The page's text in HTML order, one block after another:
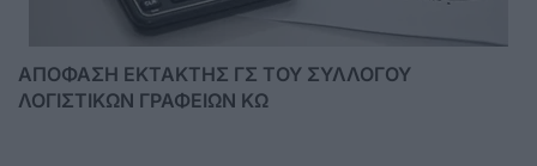
ΑΠΟΦΑΣΗ ΕΚΤΑΚΤΗΣ ΓΣ ΤΟΥ ΣΥΛΛΟΓΟΥ
ΛΟΓΙΣΤΙΚΩΝ ΓΡΑΦΕΙΩΝ ΚΩ